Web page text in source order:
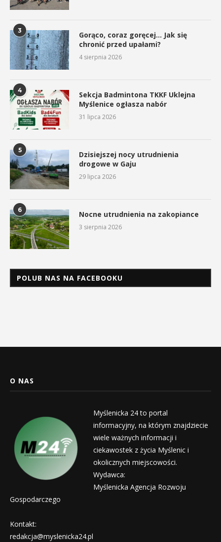
3
Gorąco, coraz goręcej… Jak się
chronić przed upałami?
4 sierpnia 2026
4
Sekcja Badmintona TKKF Uklejna
Myślenice ogłasza nabór
31 lipca 2026
5
Dzisiejszej nocy utrudnienia
drogowe w Gaju
29 lipca 2026
6 Nocne utrudnienia na zakopiance
3 sierpnia 2026
POLUB NAS NA FACEBOOKU
O NAS
Myślenicka 24 to portal
informacyjny, na którym znajdziecie
wiele ważnych informacji i
ciekawostek z życia Myślenic i
okolicznych miejscowości.
Wydawca:
Myślenicka Agencja Rozwoju
Gospodarczego
Kontakt:
redakcja@myslenicka24.pl